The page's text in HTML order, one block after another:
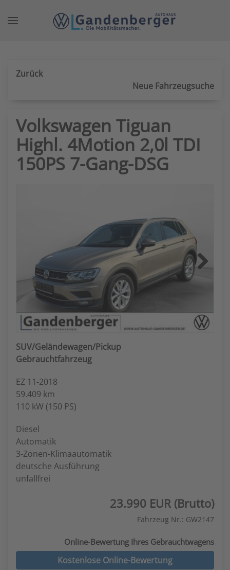
Zurück
Neue Fahrzeugsuche
Volkswagen Tiguan
Highl. 4Motion 2,0l TDI
150PS 7-Gang-DSG
SUV/Geländewagen/Pickup
Gebrauchtfahrzeug
EZ 11-2018
59.409 km
110 kW (150 PS)
Diesel
Automatik
3-Zonen-Klimaautomatik
deutsche Ausführung
unfallfrei
23.990 EUR (Brutto)
Fahrzeug Nr.: GW2147
Online-Bewertung Ihres Gebrauchtwagens
Kostenlose Online-Bewertung